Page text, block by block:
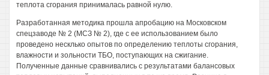
теплота сгорания принималась равной нулю.
Разработанная методика прошла апробацию на Московском
спецзаводе № 2 (МСЗ № 2), где с ее использованием было
проведено несклько опытов по определению теплоты сгорания,
влажности и зольности ТБО, поступающих на сжигание.
Полученные данные сравнивались с результатами балансовых